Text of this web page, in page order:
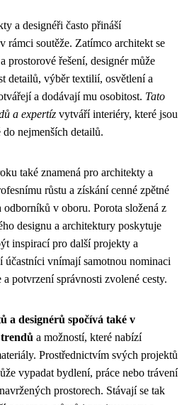
a designéři často přináší
rámci soutěže. Zatímco architekt se
prostorové řešení, designér může
detailů, výběr textilií, osvětlení a
a dodávají mu osobitost. Tato
a expertíz vytváří interiéry, které jsou
nejmenších detailů.
také znamená pro architekty a
růstu a získání cenné zpětné
v oboru. Porota složená z
designu a architektury poskytuje
inspirací pro další projekty a
vnímají samotnou nominaci
potvrzení správnosti zvolené cesty.
a designérů spočívá také v
a možností, které nabízí
Prostřednictvím svých projektů
vypadat bydlení, práce nebo trávení
prostorech. Stávají se tak